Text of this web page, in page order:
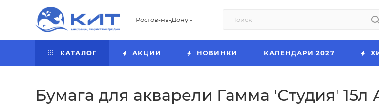
Ростов-на-Дону
КАТАЛОГ АКЦИИ НОВИНКИ КАЛЕНДАРИ 2027
Бумага для акварели Гамма 'Студия' 15л